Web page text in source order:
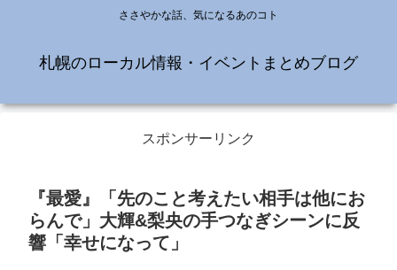
ささやかな話、気になるあのコト
札幌のローカル情報・イベントまとめブログ
スポンサーリンク
『最愛』「先のこと考えたい相手は他にお
らんで」大輝&梨央の手つなぎシーンに反
響「幸せになって」